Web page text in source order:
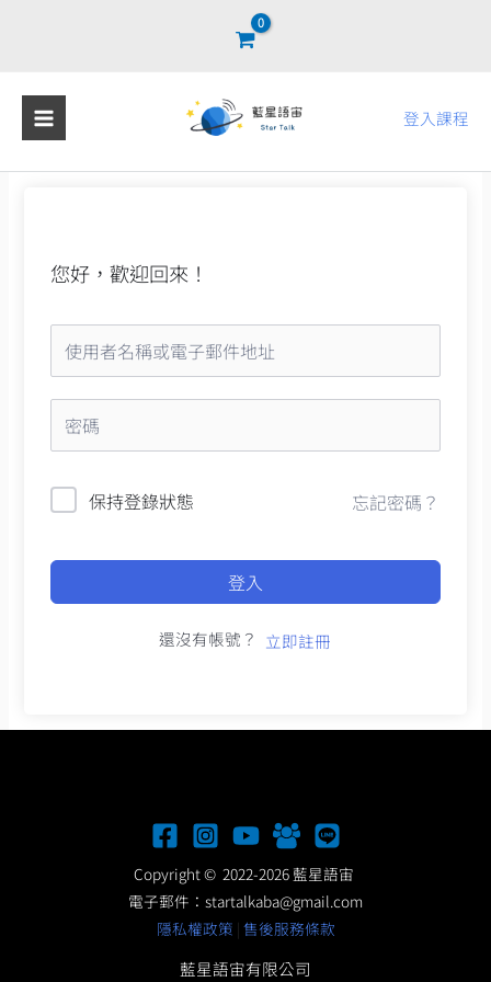
登入課程
您好，歡迎回來！
保持登錄狀態 忘記密碼？
登入
還沒有帳號？ 立即註冊
Copyright © 2022-2026 藍星語宙
電子郵件： startalkaba@gmail.com
隱私權政策 | 售後服務條款
藍星語宙有限公司